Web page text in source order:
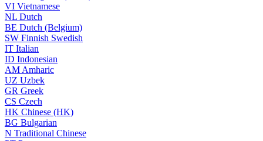
VI Vietnamese
NL Dutch
BE Dutch (Belgium)
SW Finnish Swedish
IT Italian
ID Indonesian
AM Amharic
UZ Uzbek
GR Greek
CS Czech
HK Chinese (HK)
BG Bulgarian
N Traditional Chinese